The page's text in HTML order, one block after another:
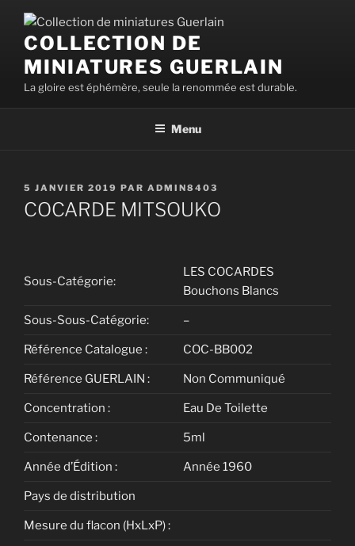
contenu
principal
COLLECTION DE
MINIATURES GUERLAIN
La gloire est éphémère, seule la renommée est durable.
Menu
PUBLIÉ
LE
5 JANVIER 2019 PAR ADMIN8403
COCARDE MITSOUKO
Sous-Catégorie:
LES COCARDES
Bouchons Blancs
Sous-Sous-Catégorie: –
Référence Catalogue : COC-BB002
Référence GUERLAIN : Non Communiqué
Concentration : Eau De Toilette
Contenance : 5ml
Année d’Édition : Année 1960
Pays de distribution
Mesure du flacon (HxLxP) :